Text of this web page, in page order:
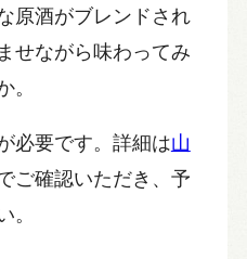
原酒がブレンドされ
せながら味わってみ
。
必要です。詳細は山
ご確認いただき、予
。